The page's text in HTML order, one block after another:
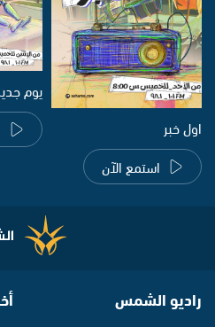
اول خبر
استمع الآن
يوم
راديو الشمس